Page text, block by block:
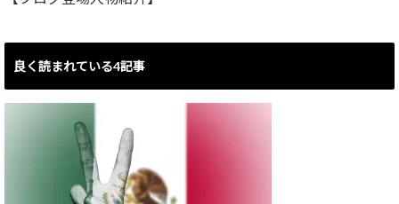
良く読まれている4記事